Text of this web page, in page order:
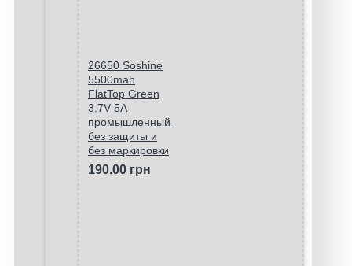
26650 Soshine
5500mah
FlatTop Green
3.7V 5A
промышленный
без защиты и
без маркировки
190.00 грн